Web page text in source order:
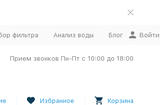
фильтра Анализ воды Блог Войти
Прием звонков Пн-Пт с 10:00 до 18:00
Избранное Корзина